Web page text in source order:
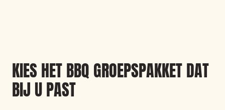
KIES HET BBQ GROEPSPAKKET DAT
BIJ U PAST